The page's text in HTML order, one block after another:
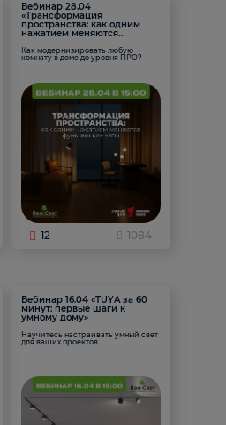
Вебинар 28.04
«Трансформация
пространства: как одним
нажатием меняются
Как модернизировать любую
комнату в доме до уровня ПРО?
12 1084
Вебинар 16.04 «TUYA за 60
минут: первые шаги к
умному дому»
Научитесь настраивать умный свет
для ваших проектов